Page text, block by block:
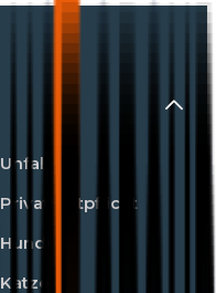
Unfall
Privathaftpflicht
Hunde
Katzen